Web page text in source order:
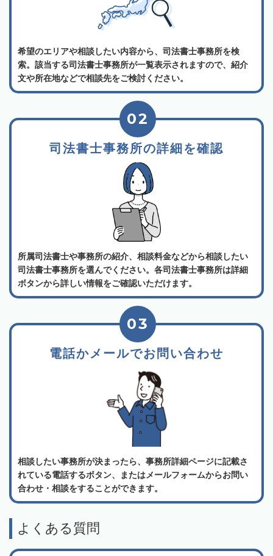
希望のエリアや相談したい内容から、司法書士事務所を検
索。該当する司法書士事務所が一覧表示されますので、紹介
文や所在地などで相談先をご検討ください。
司法書士事務所の詳細を確認
02
所属司法書士や事務所の紹介、相談料金などから相談したい
司法書士事務所を選んでください。各司法書士事務所は詳細
ボタンから詳しい情報をご確認いただけます。
電話かメールでお問い合わせ
03
相談したい事務所が決まったら、事務所詳細ページに記載さ
れている電話するボタン、またはメールフォームからお問い
合わせ・相談をすることができます。
よくある質問